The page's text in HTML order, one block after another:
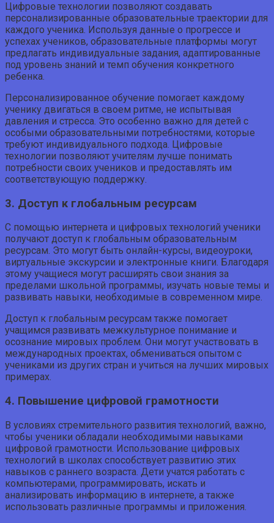
Цифровые технологии позволяют создавать
персонализированные образовательные траектории для
каждого ученика. Используя данные о прогрессе и
успехах учеников, образовательные платформы могут
предлагать индивидуальные задания, адаптированные
под уровень знаний и темп обучения конкретного
ребенка.
Персонализированное обучение помогает каждому
ученику двигаться в своем ритме, не испытывая
давления и стресса. Это особенно важно для детей с
особыми образовательными потребностями, которые
требуют индивидуального подхода. Цифровые
технологии позволяют учителям лучше понимать
потребности своих учеников и предоставлять им
соответствующую поддержку.
3. Доступ к глобальным ресурсам
С помощью интернета и цифровых технологий ученики
получают доступ к глобальным образовательным
ресурсам. Это могут быть онлайн-курсы, видеоуроки,
виртуальные экскурсии и электронные книги. Благодаря
этому учащиеся могут расширять свои знания за
пределами школьной программы, изучать новые темы и
развивать навыки, необходимые в современном мире.
Доступ к глобальным ресурсам также помогает
учащимся развивать межкультурное понимание и
осознание мировых проблем. Они могут участвовать в
международных проектах, обмениваться опытом с
учениками из других стран и учиться на лучших мировых
примерах.
4. Повышение цифровой грамотности
В условиях стремительного развития технологий, важно,
чтобы ученики обладали необходимыми навыками
цифровой грамотности. Использование цифровых
технологий в школах способствует развитию этих
навыков с раннего возраста. Дети учатся работать с
компьютерами, программировать, искать и
анализировать информацию в интернете, а также
использовать различные программы и приложения.